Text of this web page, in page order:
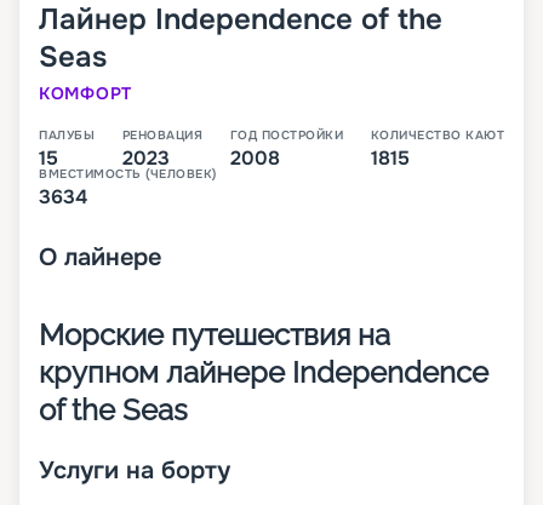
Лайнер Independence of the
Seas
КОМФОРТ
ПАЛУБЫ
15
РЕНОВАЦИЯ
2023
ГОД ПОСТРОЙКИ
2008
КОЛИЧЕСТВО КАЮТ
1815
ВМЕСТИМОСТЬ (ЧЕЛОВЕК)
3634
О лайнере
Морские путешествия на
крупном лайнере Independence
of the Seas
Лайнер Independence of the Seas – одно из
престижнейших и крупнейших круизных судов
Услуги на борту